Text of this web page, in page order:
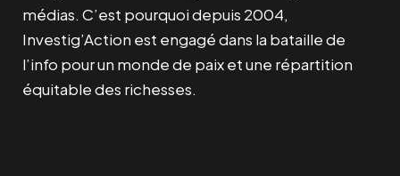
médias. C’est pourquoi depuis 2004,
Investig’Action est engagé dans la bataille de
l’info pour un monde de paix et une répartition
équitable des richesses.